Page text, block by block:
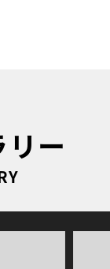
ー